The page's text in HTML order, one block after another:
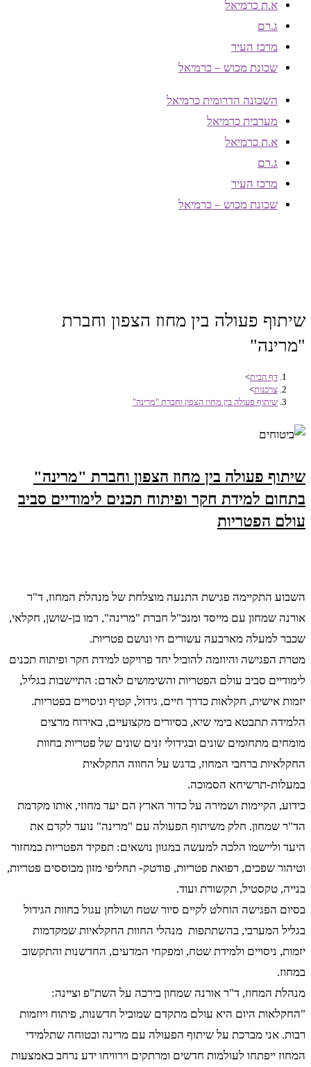
א.ת כרמיאל
ג.רם
מרכז העיר
שכונת מכוש – כרמיאל
השכונה הדרומית כרמיאל
מערבית כרמיאל
א.ת כרמיאל
ג.רם
מרכז העיר
שכונת מכוש – כרמיאל
שיתוף פעולה בין מחוז הצפון וחברת
"מרינה"
דף הבית>
צרכנות>
שיתוף פעולה בין מחוז הצפון וחברת "מרינה"
שיתוף פעולה בין מחוז הצפון וחברת "מרינה"
בתחום למידת חקר ופיתוח תכנים לימודיים סביב
עולם הפטריות
השבוע התקיימה פגישת התנעה מוצלחת של מנהלת המחוז, ד"ר
אורנה שמחון עם מייסד ומנכ"ל חברת "מרינה", רמו בן-שושן, חקלאי,
שכבר למעלה מארבעה עשורים חי ונושם פטריות.
מטרת הפגישה והיוזמה להוביל יחד פרויקט למידת חקר ופיתוח תכנים
לימודיים סביב עולם הפטריות והשימושים לאדם: התיישבות בגליל,
יזמות אישית, חקלאות כדרך חיים, גידול, קטיף וניסויים בפטריות.
הלמידה תתבטא בימי שיא, בסיורים מקצועיים, באירוח מרצים
מומחים מתחומים שונים ובגידולי זנים שונים של פטריות בחוות
החקלאיות ברחבי המחוז, בדגש על החווה החקלאית
במעלות-תרשיחא הסמוכה.
כידוע, הקיימות ושמירה על כדור הארץ הם יעד מחוזי, אותו מקדמת
הד"ר שמחון. חלק משיתוף הפעולה עם "מרינה" נועד לקדם את
היעד וליישמו הלכה למעשה במגוון נושאים: תפקיד הפטריות במחזור
וטיהור שפכים, רפואת פטריות, פודטק- תחליפי מזון מבוססים פטריות,
בנייה, טקסטיל, תקשורת ועוד.
בסיום הפגישה הוחלט לקיים סיור שטח ושולחן עגול בחוות הגידול
בגליל המערבי, בהשתתפות מנהלי החוות החקלאיות שמקדמות
יזמות, ניסויים ולמידת שטח, ומפקחי המדעים, החדשנות והתקשוב
במחוז.
מנהלת המחוז, ד"ר אורנה שמחון בירכה על השת"פ וציינה:
"החקלאות היום היא עולם מתקדם שמוביל חדשנות, פיתוח ויוזמות
רבות. אני מברכת על שיתוף הפעולה עם מרינה ובטוחה שתלמידי
המחוז ייפתחו לעולמות חדשים ומרתקים וירוויחו ידע נרחב באמצעות